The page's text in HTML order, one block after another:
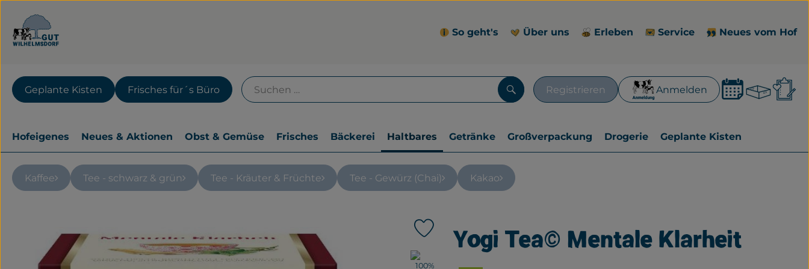
So geht's Über uns Erleben Service Neues vom Hof
Registrieren Anmelden
Suchen
Geplante Kisten Frisches für´s Büro
Hofeigenes Neues & Aktionen Obst & Gemüse Frisches Bäckerei Haltbares Getränke Großverpackung Drogerie Geplante Kisten
Kaffee Tee - schwarz & grün Tee - Kräuter & Früchte Tee - Gewürz (Chai) Kakao
Yogi Tea© Mentale Klarheit
Produkt zu Favouriten hinzufügen
, Verband: